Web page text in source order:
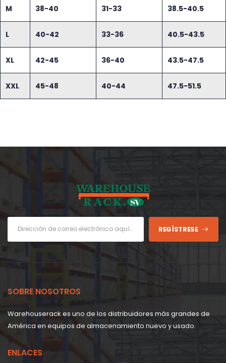
M 38-40 31-33 38.5-40.5
L 40-42 33-36 40.5-43.5
XL 42-45 36-40 43.5-47.5
XXL 45-48 40-44 47.5-51.5
REGÍSTRESE
SOBRE NOSOTROS
Warehouserack es uno de los distribuidores más grandes de
América en equipos de almacenamiento nuevo y usado.
ENLACES